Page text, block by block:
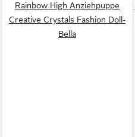
Rainbow High Anziehpuppe
Creative Crystals Fashion Doll-
Bella